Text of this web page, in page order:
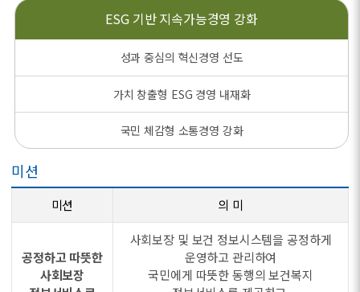
ESG 기반지속가능경영 강화
성과 중심의 혁신경영 선도
가치 창출형 ESG 경영 내재화
국민 체감형 소통경영 강화
미션
미션 의 미
공정하고 따뜻한
사회보장
사회보장 및 보건 정보시스템을 공정하게
운영하고 관리하여
국민에게 따뜻한 동행의 보건복지